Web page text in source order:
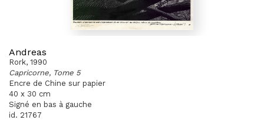
Andreas
Rork, 1990
Capricorne, Tome 5
Encre de Chine sur papier
40 x 30 cm
Signé en bas à gauche
id. 21767